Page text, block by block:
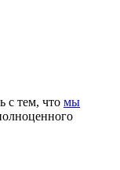
с тем, что мы